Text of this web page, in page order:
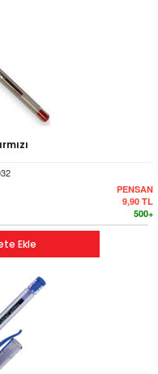
PENSAN
9,90 TL
500+
Ekle